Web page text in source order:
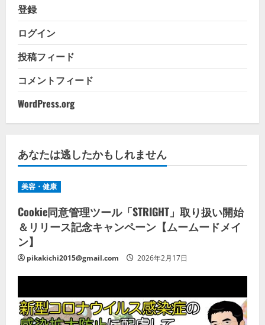
登録
ログイン
投稿フィード
コメントフィード
WordPress.org
あなたは逃したかもしれません
美容・健康
Cookie同意管理ツール「STRIGHT」取り扱い開始
＆リリース記念キャンペーン【ムームードメイ
ン】
pikakichi2015@gmail.com 2026年2月17日